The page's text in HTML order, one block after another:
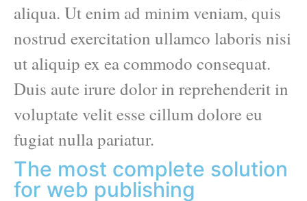
aliqua. Ut enim ad minim veniam, quis
nostrud exercitation ullamco laboris nisi
ut aliquip ex ea commodo consequat.
Duis aute irure dolor in reprehenderit in
voluptate velit esse cillum dolore eu
fugiat nulla pariatur.
The most complete solution
for web publishing